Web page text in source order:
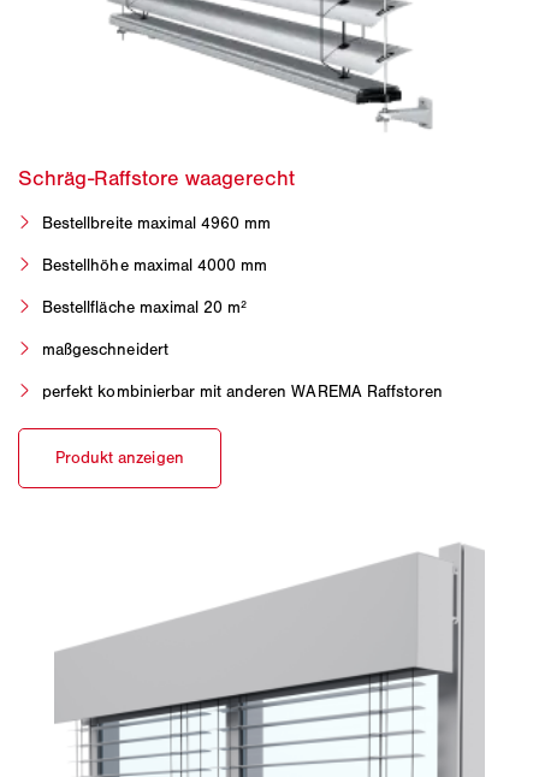
Bestellbreite maximal 4960 mm
Bestellhöhe maximal 4000 mm
Bestellfläche maximal 20 m²
maßgeschneidert
perfekt kombinierbar mit anderen WAREMA Raffstoren